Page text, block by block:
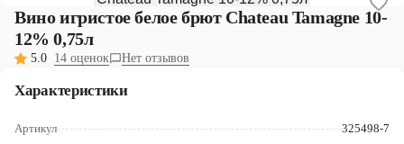
Кирово-Чепецк
Коряжма
Вино игристое белое брют Chateau Tamagne 10-
12% 0,75л
5.0 14 оценок Нет отзывов
Характеристики
Артикул 325498-7